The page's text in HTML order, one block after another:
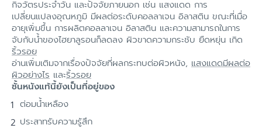
กิจวัตรประจำวัน และปัจจัยภายนอก เช่น แสงแดด การ
เปลี่ยนแปลงอุณหภูมิ มีผลต่อระดับคอลลาเจน อิลาสติน ขณะที่เมื่อ
อายุเพิ่มขึ้น การผลิตคอลลาเจน อิลาสติน และความสามารถในการ
จับกับน้ำของไฮยาลูรอนก็ลดลง ผิวขาดความกระชับ ยืดหยุ่น เกิด
ริ้วรอย
อ่านเพิ่มเติมจากเรื่องปัจจัยที่ผลกระทบต่อผิวหนัง, แสงแดดมีผลต่อ
ผิวอย่างไร และริ้วรอย
ชั้นหนังแท้นี้ยังเป็นที่อยู่ของ
ต่อมน้ำเหลือง
ประสาทรับความรู้สึก